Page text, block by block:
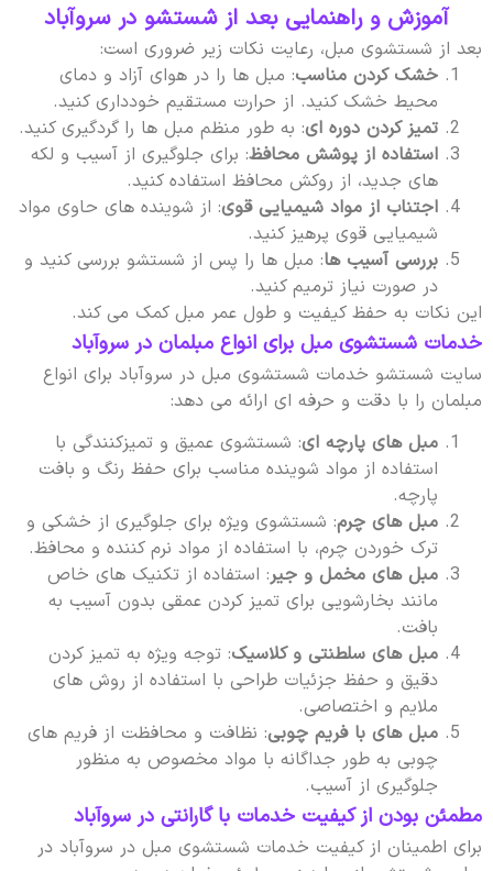
آموزش و راهنمایی بعد از شستشو در سروآباد
بعد از شستشوی مبل، رعایت نکات زیر ضروری است:
خشک کردن مناسب: مبل ها را در هوای آزاد و دمای
محیط خشک کنید. از حرارت مستقیم خودداری کنید.
تمیز کردن دوره ای: به طور منظم مبل ها را گردگیری کنید.
استفاده از پوشش محافظ: برای جلوگیری از آسیب و لکه
های جدید، از روکش محافظ استفاده کنید.
اجتناب از مواد شیمیایی قوی: از شوینده های حاوی مواد
شیمیایی قوی پرهیز کنید.
بررسی آسیب ها: مبل ها را پس از شستشو بررسی کنید و
در صورت نیاز ترمیم کنید.
این نکات به حفظ کیفیت و طول عمر مبل کمک می کند.
خدمات شستشوی مبل برای انواع مبلمان در سروآباد
سایت شستشو خدمات شستشوی مبل در سروآباد برای انواع
مبلمان را با دقت و حرفه ای ارائه می دهد:
مبل های پارچه ای: شستشوی عمیق و تمیزکنندگی با
استفاده از مواد شوینده مناسب برای حفظ رنگ و بافت
پارچه.
مبل های چرم: شستشوی ویژه برای جلوگیری از خشکی و
ترک خوردن چرم، با استفاده از مواد نرم کننده و محافظ.
مبل های مخمل و جیر: استفاده از تکنیک های خاص
مانند بخارشویی برای تمیز کردن عمقی بدون آسیب به
بافت.
مبل های سلطنتی و کلاسیک: توجه ویژه به تمیز کردن
دقیق و حفظ جزئیات طراحی با استفاده از روش های
ملایم و اختصاصی.
مبل های با فریم چوبی: نظافت و محافظت از فریم های
چوبی به طور جداگانه با مواد مخصوص به منظور
جلوگیری از آسیب.
مطمئن بودن از کیفیت خدمات با گارانتی در سروآباد
برای اطمینان از کیفیت خدمات شستشوی مبل در سروآباد در